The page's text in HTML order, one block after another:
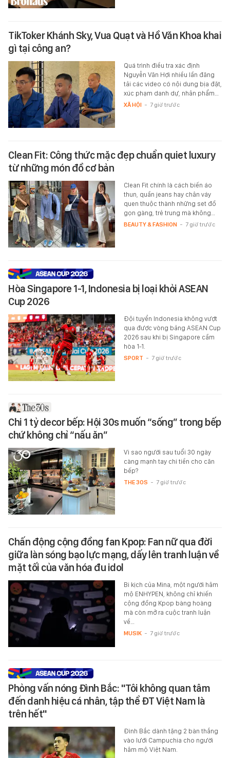
TikToker Khánh Sky, Vua Quạt và Hồ Văn Khoa khai
gì tại công an?
Quá trình điều tra xác định
Nguyễn Văn Hợi nhiều lần đăng
tải các video có nội dung bịa đặt,
xúc phạm danh dự, nhân phẩm…
XÃ HỘI - 7 giờ trước
Clean Fit: Công thức mặc đẹp chuẩn quiet luxury
từ những món đồ cơ bản
Clean Fit chính là cách biến áo
thun, quần jeans hay chân váy
quen thuộc thành những set đồ
gọn gàng, trẻ trung mà không…
BEAUTY & FASHION - 7 giờ trước
Hòa Singapore 1-1, Indonesia bị loại khỏi ASEAN
Cup 2026
Đội tuyển Indonesia không vượt
qua được vòng bảng ASEAN Cup
2026 sau khi bị Singapore cầm
hòa 1-1.
SPORT - 7 giờ trước
Chi 1 tỷ decor bếp: Hội 30s muốn “sống” trong bếp
chứ không chỉ “nấu ăn”
Vì sao người sau tuổi 30 ngày
càng mạnh tay chi tiền cho căn
bếp?
THE 30S - 7 giờ trước
Chấn động cộng đồng fan Kpop: Fan nữ qua đời
giữa làn sóng bạo lực mạng, dấy lên tranh luận về
mặt tối của văn hóa đu idol
Bi kịch của Mina, một người hâm
mộ ENHYPEN, không chỉ khiến
cộng đồng Kpop bàng hoàng
mà còn mở ra cuộc tranh luận
về…
MUSIK - 7 giờ trước
Phỏng vấn nóng Đình Bắc: "Tôi không quan tâm
đến danh hiệu cá nhân, tập thể ĐT Việt Nam là
trên hết"
Đình Bắc dành tặng 2 bàn thắng
vào lưới Campuchia cho người
hâm mộ Việt Nam.